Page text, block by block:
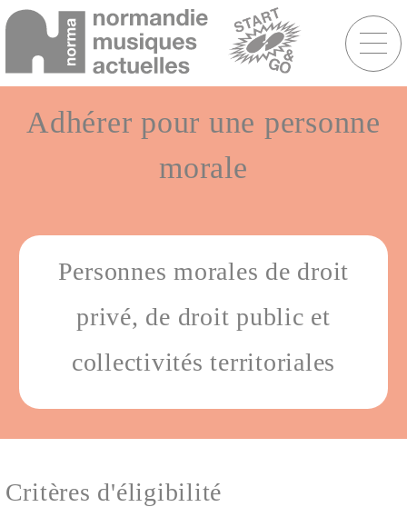
contenu
Menu
raccourcis
Adhérer pour une personne
morale
Personnes morales de droit
privé, de droit public et
collectivités territoriales
Critères d'éligibilité